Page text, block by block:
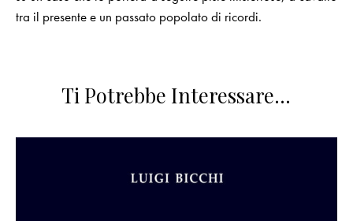
tra il presente e un passato popolato di ricordi.
Ti Potrebbe Interessare…